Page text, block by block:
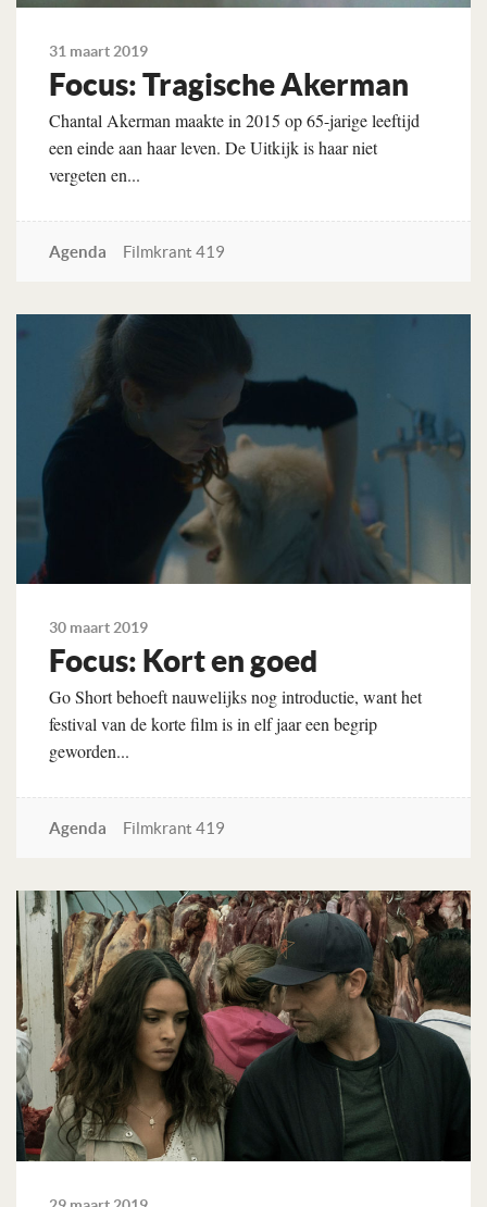
31 maart 2019
Focus: Tragische Akerman
Chantal Akerman maakte in 2015 op 65-jarige leeftijd
een einde aan haar leven. De Uitkijk is haar niet
vergeten en...
Agenda Filmkrant 419
Lees verder
30 maart 2019
Focus: Kort en goed
Go Short behoeft nauwelijks nog introductie, want het
festival van de korte film is in elf jaar een begrip
geworden...
Agenda Filmkrant 419
Lees verder